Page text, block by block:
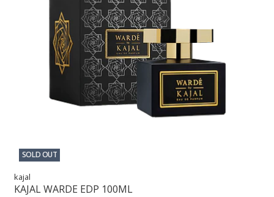
SOLD OUT
kajal
KAJAL WARDE EDP 100ML